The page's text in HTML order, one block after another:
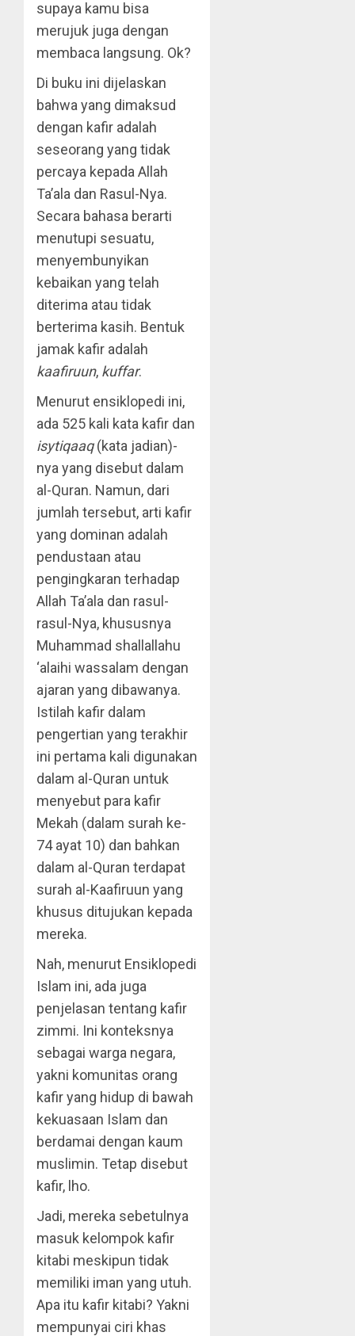
supaya kamu bisa
merujuk juga dengan
membaca langsung. Ok?
Di buku ini dijelaskan
bahwa yang dimaksud
dengan kafir adalah
seseorang yang tidak
percaya kepada Allah
Ta’ala dan Rasul-Nya.
Secara bahasa berarti
menutupi sesuatu,
menyembunyikan
kebaikan yang telah
diterima atau tidak
berterima kasih. Bentuk
jamak kafir adalah
kaafiruun, kuffar.
Menurut ensiklopedi ini,
ada 525 kali kata kafir dan
isytiqaaq(kata jadian)-
nya yang disebut dalam
al-Quran. Namun, dari
jumlah tersebut, arti kafir
yang dominan adalah
pendustaan atau
pengingkaran terhadap
Allah Ta’ala dan rasul-
rasul-Nya, khususnya
Muhammad shallallahu
‘alaihi wassalam dengan
ajaran yang dibawanya.
Istilah kafir dalam
pengertian yang terakhir
ini pertama kali digunakan
dalam al-Quran untuk
menyebut para kafir
Mekah (dalam surah ke-
74 ayat 10) dan bahkan
dalam al-Quran terdapat
surah al-Kaafiruun yang
khusus ditujukan kepada
mereka.
Nah, menurut Ensiklopedi
Islam ini, ada juga
penjelasan tentang kafir
zimmi. Ini konteksnya
sebagai warga negara,
yakni komunitas orang
kafir yang hidup di bawah
kekuasaan Islam dan
berdamai dengan kaum
muslimin. Tetap disebut
kafir, lho.
Jadi, mereka sebetulnya
masuk kelompok kafir
kitabi meskipun tidak
memiliki iman yang utuh.
Apa itu kafir kitabi? Yakni
mempunyai ciri khas